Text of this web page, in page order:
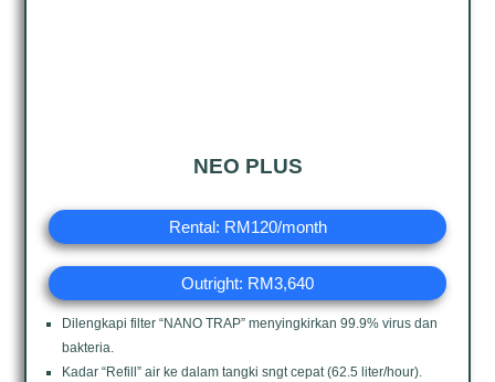
NEO PLUS
Rental: RM120/month
Outright: RM3,640
Dilengkapi filter “NANO TRAP” menyingkirkan 99.9% virus dan
bakteria.
Kadar “Refill” air ke dalam tangki sngt cepat (62.5 liter/hour).